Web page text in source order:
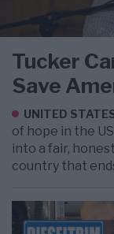
Tucker
Save
UNITED
of hope in the
into a fair,
country that